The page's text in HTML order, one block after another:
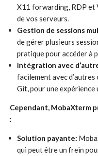
X11 forwarding, RDP et
de vos serveurs.
Gestion de sessions
de gérer plusieurs
pratique pour accéder à
Intégration avec
facilement avec
Git, pour une
Cependant, MobaXterm
:
Solution payante:
qui peut être un frein